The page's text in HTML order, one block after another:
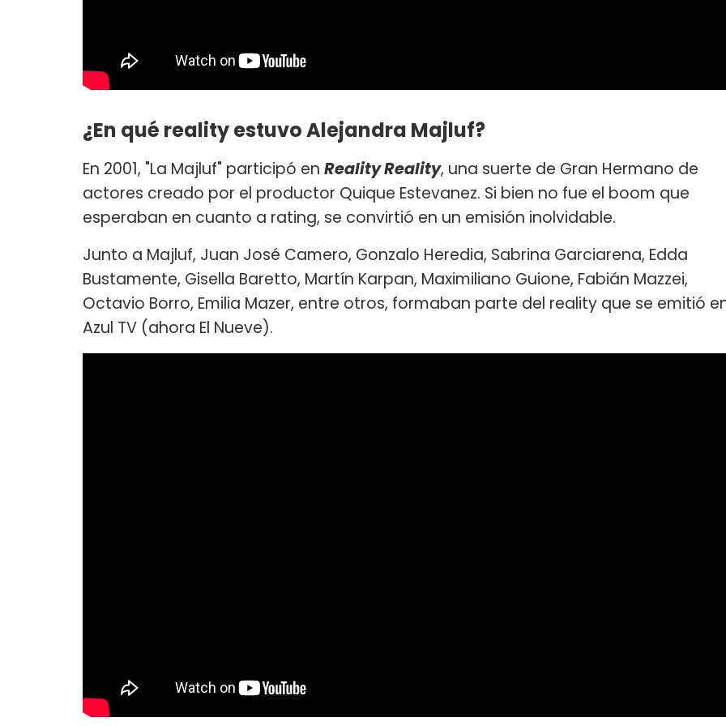
¿En qué reality estuvo Alejandra Majluf?
En 2001, "La Majluf" participó en Reality Reality, una suerte de Gran Hermano de
actores creado por el productor Quique Estevanez. Si bien no fue el boom que
esperaban en cuanto a rating, se convirtió en un emisión inolvidable.
Junto a Majluf, Juan José Camero, Gonzalo Heredia, Sabrina Garciarena, Edda
Bustamente, Gisella Baretto, Martín Karpan, Maximiliano Guione, Fabián Mazzei,
Octavio Borro, Emilia Mazer, entre otros, formaban parte del reality que se emitió
Azul TV (ahora El Nueve).